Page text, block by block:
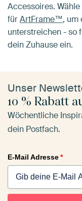
Accessoires.
fürArtFrame™, um
unterstreichen - so
dein Zuhause ein.
Unser
10 % Rabatt
Wöchentliche
dein Postfach.
E-Mail Adresse*